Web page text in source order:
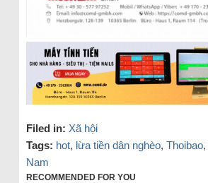
Filed in: Xã hội
Tags: hot, lừa tiền dân nghèo, Thoibao,
Nam
RECOMMENDED FOR YOU